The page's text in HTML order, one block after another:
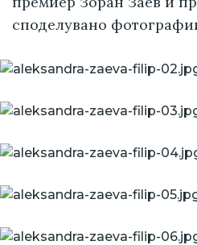
споделувано